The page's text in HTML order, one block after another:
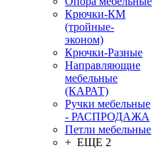
Крючки-КМ
(тройные-
эконом)
Крючки-Разные
Направляющие
мебельные
(КАРАТ)
Ручки мебельные
- РАСПРОДАЖА
Петли мебельные
+ ЕЩЕ 2